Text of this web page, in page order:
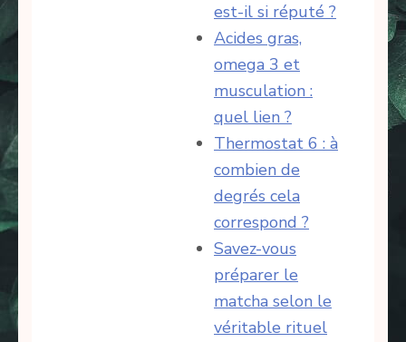
est-il si réputé ?
Acides gras,
omega 3 et
musculation :
quel lien ?
Thermostat 6 : à
combien de
degrés cela
correspond ?
Savez-vous
préparer le
matcha selon le
véritable rituel